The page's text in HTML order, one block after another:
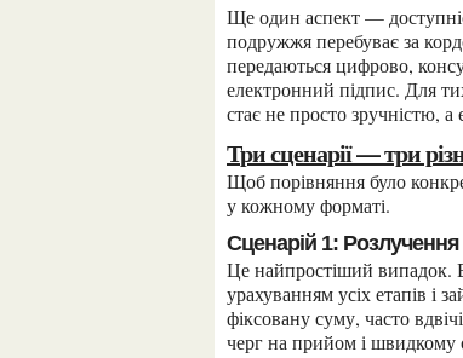
Ще один аспект — доступність. Онлайн-адвокат не прив’язаний до географії. Якщо один з
подружжя перебуває за
передаються цифрово,
електронний підпис. Для
стає не просто зручністю,
Три сценарії — три
Щоб порівняння було конкретним, розглянемо три типових ситуації та як вони розгортаються
у кожному форматі.
Сценарій 1:
Це найпростіший випадок. В офісного адвоката він обійдеться у 8 000–15 000 грн з
урахуванням усіх етапів і
фіксовану суму, часто
черг на прийом і швидкому